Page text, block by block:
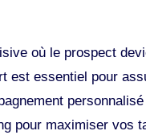
où le prospect
est essentiel pour
pour maximiser vos